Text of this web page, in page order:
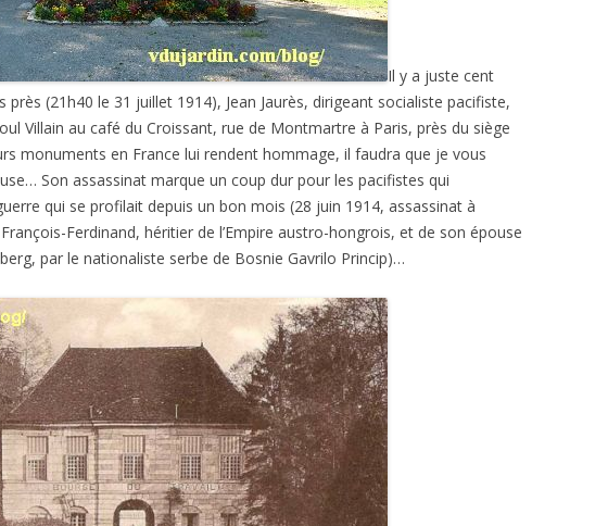
Il y a juste cent
près (21h40 le 31 juillet 1914), Jean Jaurès, dirigeant socialiste pacifiste,
Villain au café du Croissant, rue de Montmartre à Paris, près du siège
monuments en France lui rendent hommage, il faudra que je vous
Son assassinat marque un coup dur pour les pacifistes qui
qui se profilait depuis un bon mois (28 juin 1914, assassinat à
Ferdinand, héritier de l’Empire austro-hongrois, et de son épouse
par le nationaliste serbe de Bosnie Gavrilo Princip)…